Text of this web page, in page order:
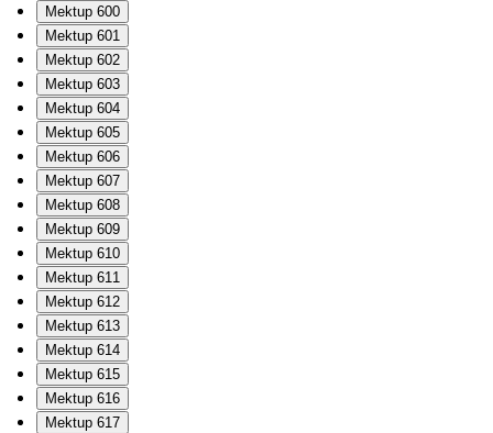
Mektup 600
Mektup 601
Mektup 602
Mektup 603
Mektup 604
Mektup 605
Mektup 606
Mektup 607
Mektup 608
Mektup 609
Mektup 610
Mektup 611
Mektup 612
Mektup 613
Mektup 614
Mektup 615
Mektup 616
Mektup 617